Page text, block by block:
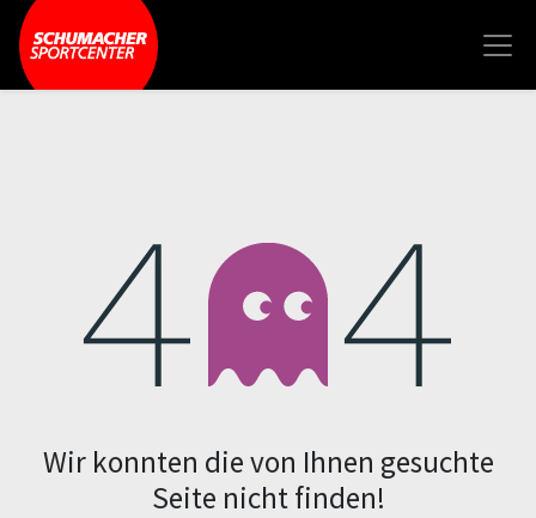
Fehler 404
Wir konnten die von Ihnen gesuchte
Seite nicht finden!